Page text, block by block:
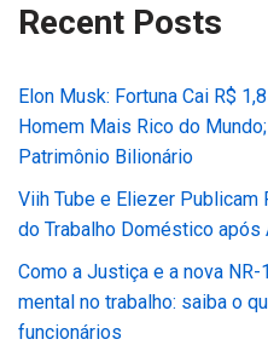
Recent Posts
Elon Musk: Fortuna Cai R$
Homem Mais Rico do
Patrimônio Bilionário
Viih Tube e Eliezer
do Trabalho Doméstico
Como a Justiça e a nova
mental no trabalho: saiba o
funcionários